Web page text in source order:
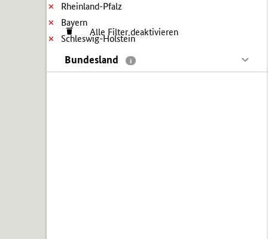
Rheinland-Pfalz
Bayern
Schleswig-Holstein
Alle Filter deaktivieren
Bundesland i